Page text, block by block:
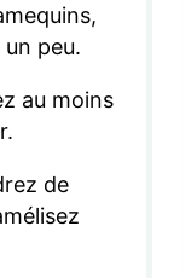
peu.
au moins
de